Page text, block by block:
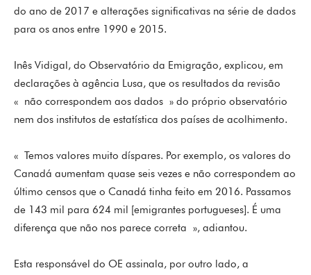
do ano de 2017 e alterações significativas na série de dados
para os anos entre 1990 e 2015.
Inês Vidigal, do Observatório da Emigração, explicou, em
declarações à agência Lusa, que os resultados da revisão
« não correspondem aos dados » do próprio observatório
nem dos institutos de estatística dos países de acolhimento.
« Temos valores muito díspares. Por exemplo, os valores do
Canadá aumentam quase seis vezes e não correspondem ao
último censos que o Canadá tinha feito em 2016. Passamos
de 143 mil para 624 mil [emigrantes portugueses]. É uma
diferença que não nos parece correta », adiantou.
Esta responsável do OE assinala, por outro lado, a